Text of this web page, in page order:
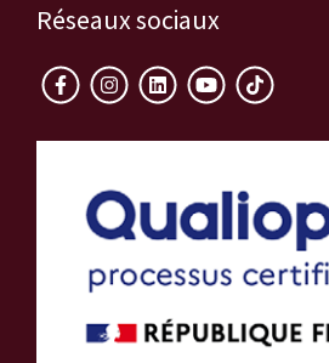
Réseaux sociaux